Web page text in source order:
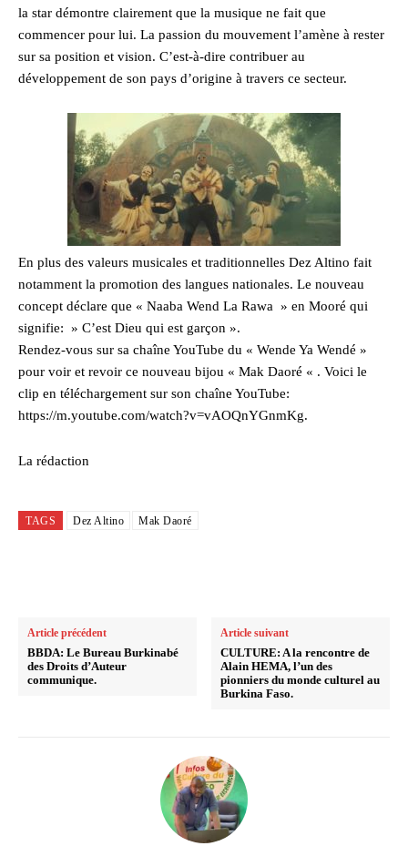
la star démontre clairement que la musique ne fait que
commencer pour lui. La passion du mouvement l’amène à rester
sur sa position et vision. C’est-à-dire contribuer au
développement de son pays d’origine à travers ce secteur.
En plus des valeurs musicales et traditionnelles Dez Altino fait
notamment la promotion des langues nationales. Le nouveau
concept déclare que « Naaba Wend La Rawa » en Mooré qui
signifie: » C’est Dieu qui est garçon ».
Rendez-vous sur sa chaîne YouTube du « Wende Ya Wendé »
pour voir et revoir ce nouveau bijou « Mak Daoré « . Voici le
clip en téléchargement sur son chaîne YouTube:
https://m.youtube.com/watch?v=vAOQnYGnmKg.
La rédaction
TAGS Dez Altino Mak Daoré
Article précédent
BBDA: Le Bureau Burkinabé
des Droits d’Auteur
communique.
Article suivant
CULTURE: A la rencontre de
Alain HEMA, l’un des
pionniers du monde culturel au
Burkina Faso.